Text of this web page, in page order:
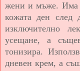
жени и мъже. Има
кожата ден
изключително
усещане, а
тонизира.
дневен крем, а